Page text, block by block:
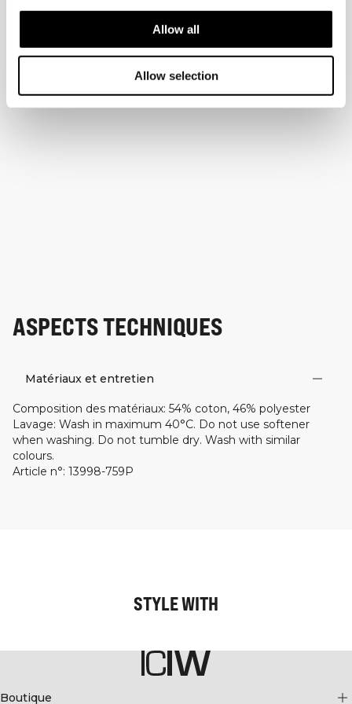
Allow all
Allow selection
ASPECTS TECHNIQUES
Matériaux et entretien
Composition des matériaux: 54% coton, 46% polyester
Lavage: Wash in maximum 40°C. Do not use softener
when washing. Do not tumble dry. Wash with similar
colours.
Article n°: 13998-759P
STYLE WITH
Boutique